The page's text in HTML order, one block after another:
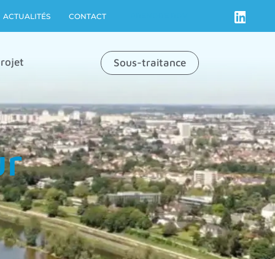
ACTUALITÉS CONTACT
Sous-traitance